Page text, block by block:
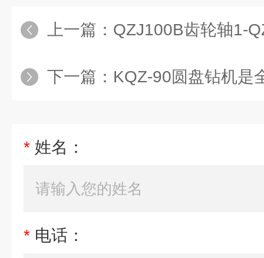
上一篇： QZJ100B齿轮轴1-
下一篇： KQZ-90圆盘钻机是全气
* 姓名：
* 电话：